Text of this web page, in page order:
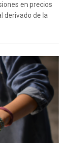
en precios
derivado de la